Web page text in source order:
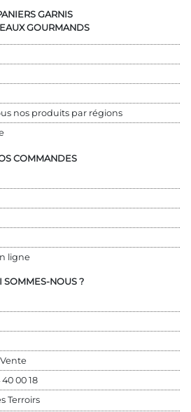
GARNIS
GOURMANDS
nos produits par régions
COMMANDES
ligne
SOMMES-NOUS ?
40 00 18
Terroirs